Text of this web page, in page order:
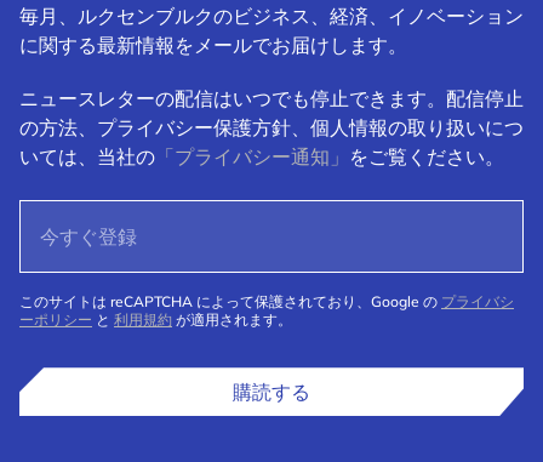
毎月、ルクセンブルクのビジネス、経済、イノベーション
に関する最新情報をメールでお届けします。
ニュースレターの配信はいつでも停止できます。配信停止
の方法、プライバシー保護方針、個人情報の取り扱いにつ
いては、当社の 「プライバシー通知」 をご覧ください。
このサイトは reCAPTCHA によって保護されており、Google の プライバシ
ーポリシー と 利用規約 が適用されます。
購読する